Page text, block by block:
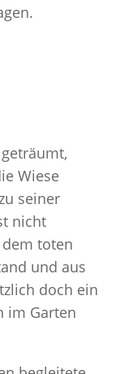
Wiese
seiner
nicht
toten
und aus
doch ein
im Garten